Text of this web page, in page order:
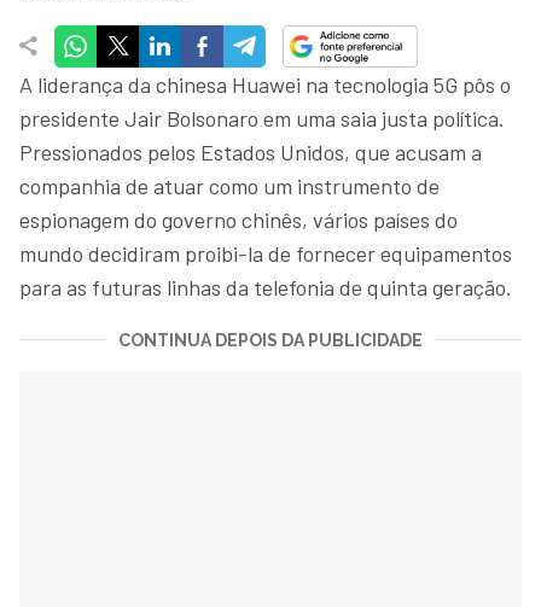
A liderança da chinesa Huawei na tecnologia 5G pôs o
presidente Jair Bolsonaro em uma saia justa política.
Pressionados pelos Estados Unidos, que acusam a
companhia de atuar como um instrumento de
espionagem do governo chinês, vários países do
mundo decidiram proibi-la de fornecer equipamentos
para as futuras linhas da telefonia de quinta geração.
CONTINUA DEPOIS DA PUBLICIDADE